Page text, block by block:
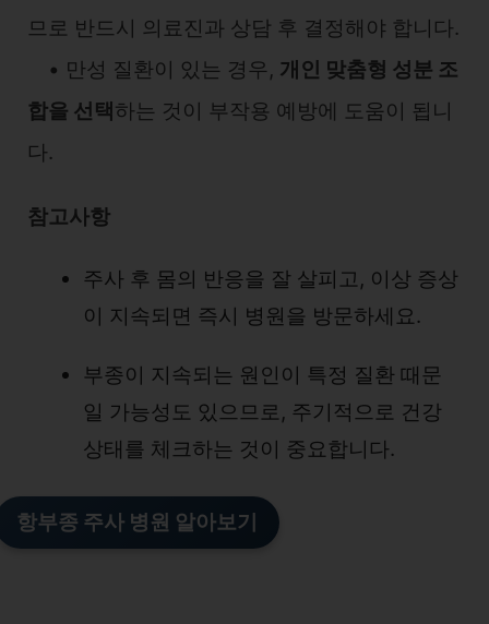
므로 반드시 의료진과 상담 후 결정해야 합니다.
• 만성 질환이 있는 경우, 개인 맞춤형 성분 조
합을 선택 하는 것이 부작용 예방에 도움이 됩니
다.
참고사항
주사 후 몸의 반응을 잘 살피고, 이상 증상
이 지속되면 즉시 병원을 방문하세요.
부종이 지속되는 원인이 특정 질환 때문
일 가능성도 있으므로, 주기적으로 건강
상태를 체크하는 것이 중요합니다.
항부종 주사 병원 알아보기